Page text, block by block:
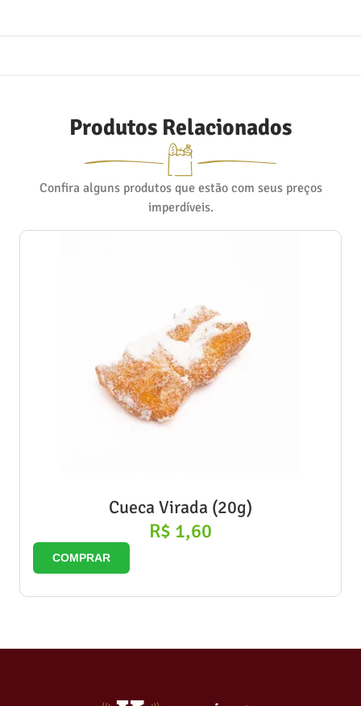
Produtos Relacionados
Confira alguns produtos que estão com seus preços
imperdíveis.
Cueca Virada (20g)
R$ 1,60
COMPRAR